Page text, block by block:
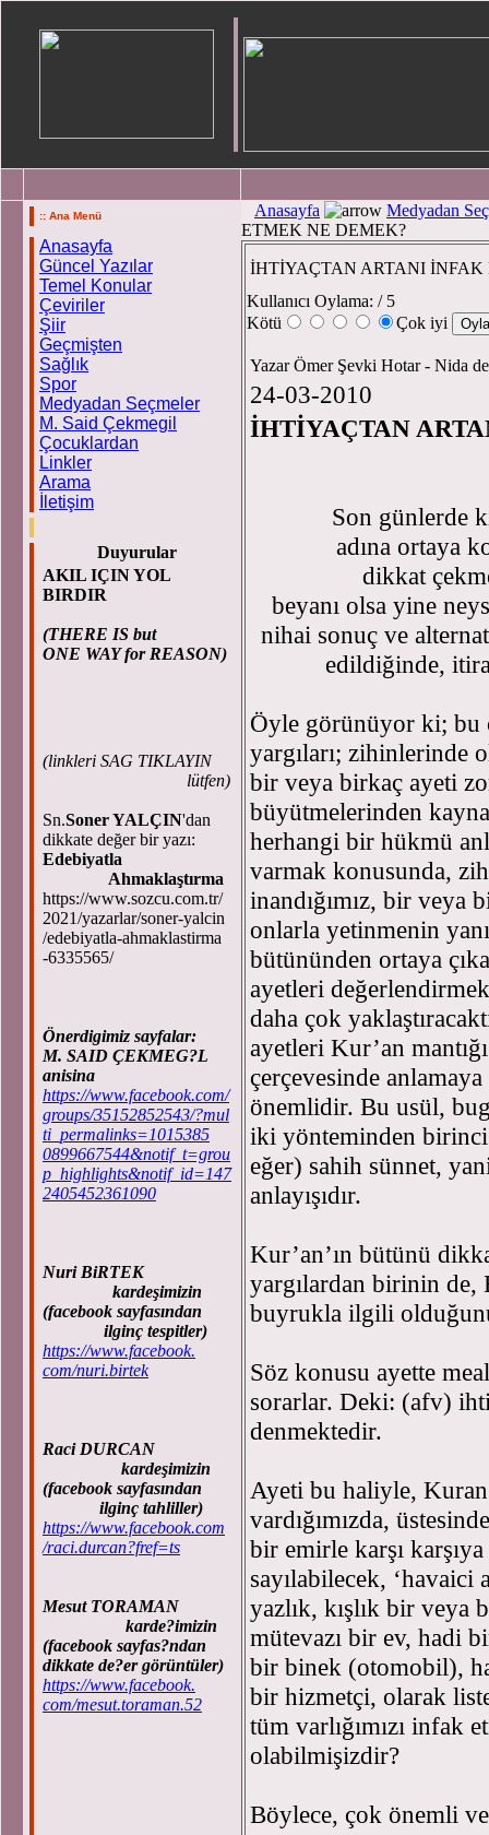
:: Ana Menü
Anasayfa
Güncel Yazılar
Temel Konular
Çeviriler
Şiir
Geçmişten
Sağlık
Spor
Medyadan Seçmeler
M. Said Çekmegil
Çocuklardan
Linkler
Arama
İletişim
Duyurular
AKIL IÇIN YOL
BIRDIR
(THERE IS but
ONE WAY for REASON)
(linkleri SAG TIKLAYIN
lütfen)
Sn.Soner YALÇIN'dan
dikkate değer bir yazı:
Edebiyatla
Ahmaklaştırma
https://www.sozcu.com.tr/
2021/yazarlar/soner-yalcin
/edebiyatla-ahmaklastirma
-6335565/
Önerdigimiz sayfalar:
M. SAID ÇEKMEG?L
anisina
https://www.facebook.com/
groups/35152852543/?mul
ti_permalinks=1015385
0899667544&notif_t=grou
p_highlights&notif_id=147
2405452361090
Nuri BiRTEK
kardeşimizin
(facebook sayfasından
ilginç tespitler)
https://www.facebook.
com/nuri.birtek
Raci DURCAN
kardeşimizin
(facebook sayfasından
ilginç tahliller)
https://www.facebook.com
/raci.durcan?fref=ts
Mesut TORAMAN
karde?imizin
(facebook sayfas?ndan
dikkate de?er görüntüler)
https://www.facebook.
com/mesut.toraman.52
Anasayfa
Medyadan
ETMEK NE DEMEK?
İHTİYAÇTAN ARTANI İNFAK
Kullanıcı Oylama: / 5
Kötü
Çok iyi
Yazar Ömer Şevki Hotar - Nida
24-03-2010
İHTİYAÇTAN
Son günlerde
adına ortaya
dikkat
beyanı olsa yine
nihai sonuç ve
edildiğinde,
Öyle görünüyor ki; bu
yargıları; zihinlerinde
bir veya birkaç ayeti
büyütmelerinden
herhangi bir hükmü
varmak konusunda,
inandığımız, bir veya
onlarla yetinmenin
bütününden ortaya
ayetleri
daha çok
ayetleri Kur’an
çerçevesinde
önemlidir. Bu usül,
iki yönteminden
eğer) sahih sünnet,
anlayışıdır.
Kur’an’ın bütünü
yargılardan birinin de,
buyrukla ilgili
Söz konusu ayette
sorarlar. Deki: (afv)
denmektedir.
Ayeti bu haliyle,
vardığımızda,
bir emirle karşı
sayılabilecek, ‘havaici
yazlık, kışlık bir veya
mütevazı bir ev, hadi
bir binek (otomobil),
bir hizmetçi, olarak
tüm varlığımızı infak
olabilmişizdir?
Böylece, çok önemli